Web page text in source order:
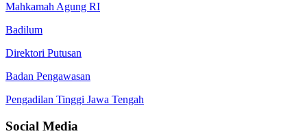
Mahkamah Agung RI
Badilum
Direktori Putusan
Badan Pengawasan
Pengadilan Tinggi Jawa Tengah
Social Media